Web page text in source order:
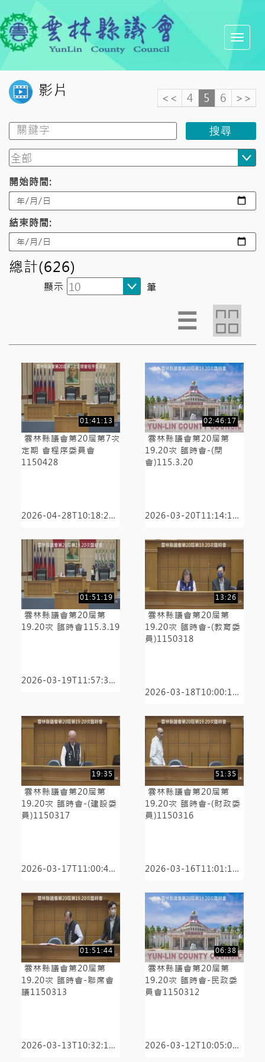
影片 << 4 5 6 >>
搜尋
開始時間:
結束時間:
總計(626)
顯示 筆
☰ ◻︎◻︎
◻︎◻︎
01:41:13
雲林縣議會第20屆第7次
定期 會程序委員會
1150428
2026-04-28T10:18:20+08:00/全程有知識點
02:46:17
雲林縣議會第20屆第
19.20次 臨時會-(閉
會)115.3.20
2026-03-20T11:14:19+08:00/全程有知識點
01:51:19
雲林縣議會第20屆第
19.20次 臨時會115.3.19
2026-03-19T11:57:34+08:00/全程有知識點
13:26
雲林縣議會第20屆第
19.20次 臨時會-(教育委
員)1150318
2026-03-18T10:00:11+08:00/全程有知識點
19:35
雲林縣議會第20屆第
19.20次 臨時會-(建設委
員)1150317
2026-03-17T11:00:49+08:00/全程有知識點
51:35
雲林縣議會第20屆第
19.20次 臨時會-(財政委
員)1150316
2026-03-16T11:01:17+08:00/全程有知識點
01:51:44
雲林縣議會第20屆第
19.20次 臨時會-聯席會
議1150313
2026-03-13T10:32:14+08:00/全程有知識點
06:38
雲林縣議會第20屆第
19.20次 臨時會-民政委
員會1150312
2026-03-12T10:05:09+08:00/全程有知識點